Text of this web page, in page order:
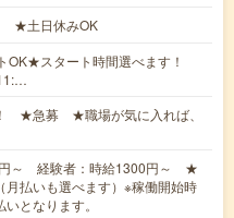
★土日休みOK
スタート時間選べます！
★急募 ★職場が気に入れば、
円～ 経験者：時給1300円～ ★
月払いも選べます）※稼働開始時
となります。